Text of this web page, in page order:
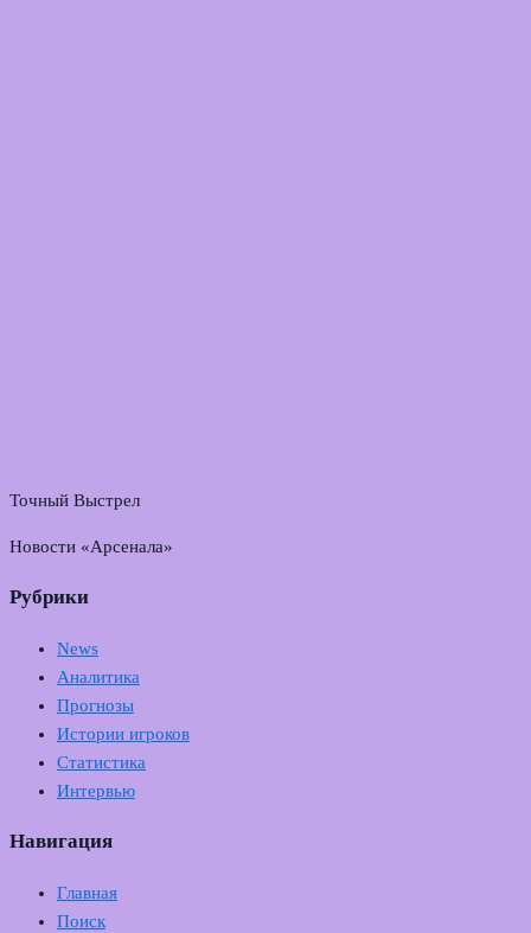
Точный Выстрел
Новости «Арсенала»
Рубрики
News
Аналитика
Прогнозы
Истории игроков
Статистика
Интервью
Навигация
Главная
Поиск